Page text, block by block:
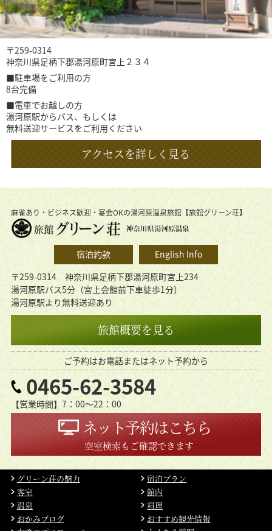
〒259-0314
神奈川県足柄下郡湯河原町宮上２３４
■駐車場をご利用の方
8台完備
■電車でお越しの方
湯河原駅からバス、もしくは
無料送迎サービスをご利用ください
アクセスを詳しく見る
麻雀あり・ビジネス歓迎・宴会OKの湯河原温泉旅館【旅館グリーン荘】
宿泊約款
English Info
〒259-0314 神奈川県足柄下郡湯河原町宮上234
湯河原駅バス5分（宮上会館前下車徒歩1分）
湯河原駅より無料送迎あり
旅館概要を見る
ご予約はお電話またはネット予約から
0465-62-3584
【営業時間】7：00〜22：00
ネット予約はこちら
空室検索もご確認できます
グリーン荘の魅力
宿泊プラン
客室
館内
温泉
料理
おかみブログ
おすすめ観光情報